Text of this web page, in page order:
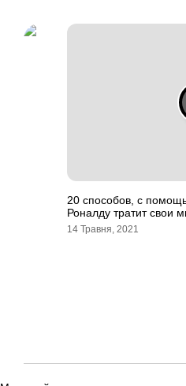
20 способов, с
Роналду тратит свои
14 Травня, 2021